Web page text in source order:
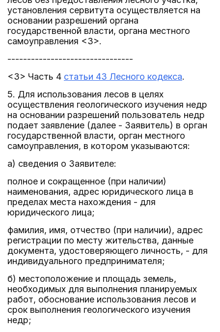
установления сервитута осуществляется на
основании разрешений органа
государственной власти, органа местного
самоуправления <3>.
--------------------------------
<3> Часть 4 статьи 43 Лесного кодекса.
5. Для использования лесов в целях
осуществления геологического изучения недр
на основании разрешений пользователь недр
подает заявление (далее - Заявитель) в орган
государственной власти, орган местного
самоуправления, в котором указываются:
а) сведения о Заявителе:
полное и сокращенное (при наличии)
наименования, адрес юридического лица в
пределах места нахождения - для
юридического лица;
фамилия, имя, отчество (при наличии), адрес
регистрации по месту жительства, данные
документа, удостоверяющего личность, - для
индивидуального предпринимателя;
б) местоположение и площадь земель,
необходимых для выполнения планируемых
работ, обоснование использования лесов и
срок выполнения геологического изучения
недр;